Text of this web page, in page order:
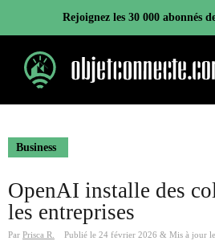
contenu
Rejoignez les 30 000 abonnés
Business
OpenAI installe des
les entreprises
Par Prisca R. Publié le 24 février 2026 & Mis à jour le